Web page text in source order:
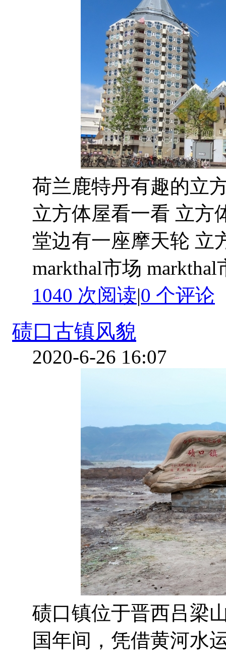
荷兰鹿特丹有趣的立
立方体屋看一看 立方
堂边有一座摩天轮 立
markthal市场
1040 次阅读|0 个评论
碛口古镇风貌
2020-6-26 16:07
碛口镇位于晋西吕梁
国年间，凭借黄河水